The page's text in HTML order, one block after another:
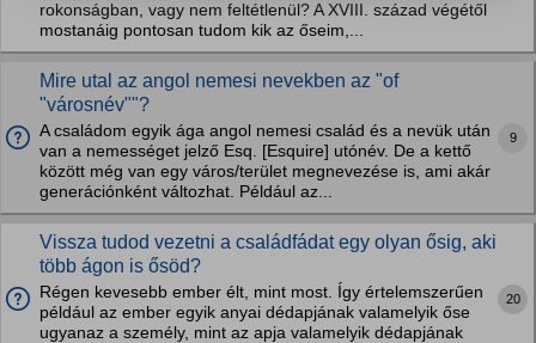
rokonságban, vagy nem feltétlenül? A XVIII. század végétől
mostanáig pontosan tudom kik az őseim,...
Mire utal az angol nemesi nevekben az "of
"városnév""?
A családom egyik ága angol nemesi család és a nevük után
van a nemességet jelző Esq. [Esquire] utónév. De a kettő
között még van egy város/terület megnevezése is, ami akár
generációnként változhat. Például az...
9
Vissza tudod vezetni a családfádat egy olyan ősig, aki
több ágon is ősöd?
Régen kevesebb ember élt, mint most. Így értelemszerűen
például az ember egyik anyai dédapjának valamelyik őse
ugyanaz a személy, mint az apja valamelyik dédapjának
20